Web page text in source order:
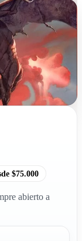
$75.000
abierto a